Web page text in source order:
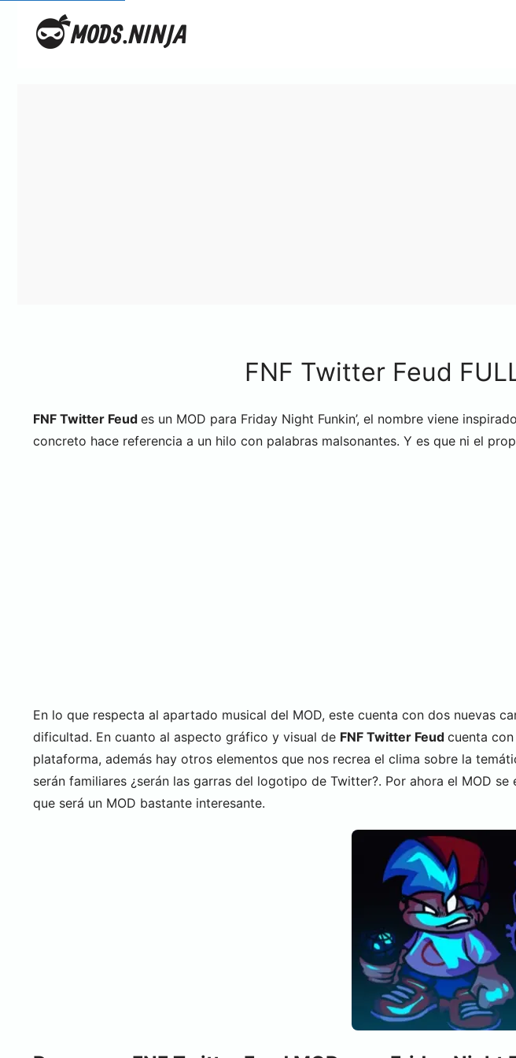
FNF Twitter Feud
FNF Twitter Feud es un MOD para Friday Night Funkin’, el nombre viene
concreto hace referencia a un hilo con palabras malsonantes. Y es que ni el
En lo que respecta al apartado musical del MOD, este cuenta con dos nuevas
dificultad. En cuanto al aspecto gráfico y visual de FNF Twitter Feud cuenta
plataforma, además hay otros elementos que nos recrea el clima sobre la
serán familiares ¿serán las garras del logotipo de Twitter?. Por ahora el MOD
que será un MOD bastante interesante.